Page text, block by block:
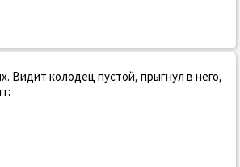
Видит колодец пустой, прыгнул в него,